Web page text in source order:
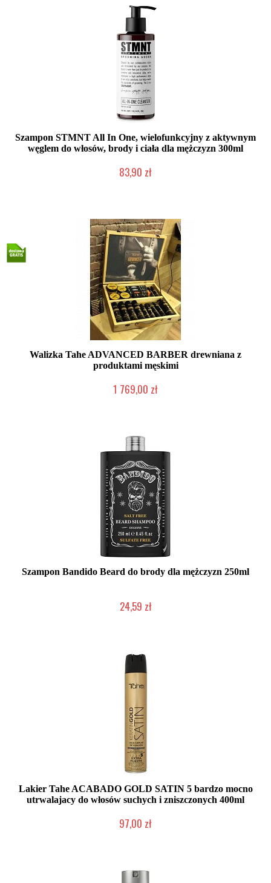
Szampon STMNT All In One, wielofunkcyjny z aktywnym
węglem do włosów, brody i ciała dla mężczyzn 300ml
83,90 zł
Walizka Tahe ADVANCED BARBER drewniana z
produktami męskimi
1 769,00 zł
Szampon Bandido Beard do brody dla mężczyzn 250ml
24,59 zł
Lakier Tahe ACABADO GOLD SATIN 5 bardzo mocno
utrwalajacy do włosów suchych i zniszczonych 400ml
97,00 zł